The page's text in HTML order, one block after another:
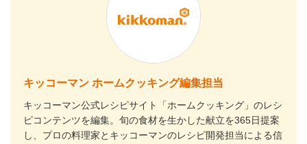
キッコーマン ホームクッキング編集担当
キッコーマン公式レシピサイト「ホームクッキング」のレシ
ピコンテンツを編集。旬の食材を生かした献立を365日提案
し、プロの料理家とキッコーマンのレシピ開発担当による信